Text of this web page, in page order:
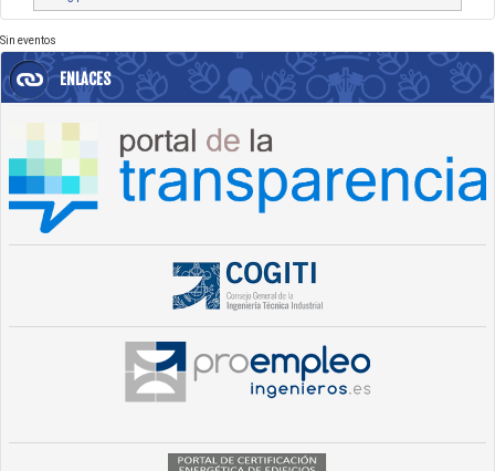
Sin eventos
ENLACES